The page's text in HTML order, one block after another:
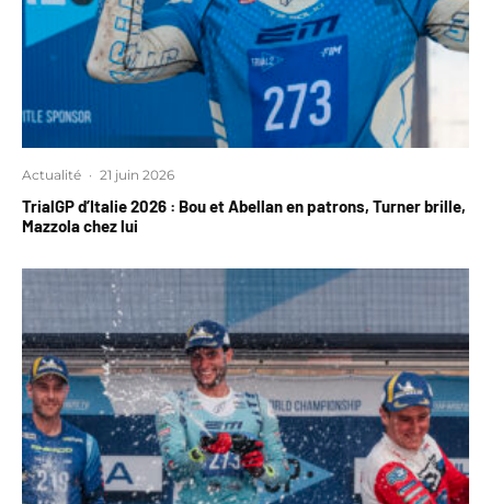
Actualité · 21 juin 2026
TrialGP d’Italie 2026 : Bou et Abellan en patrons, Turner brille,
Mazzola chez lui